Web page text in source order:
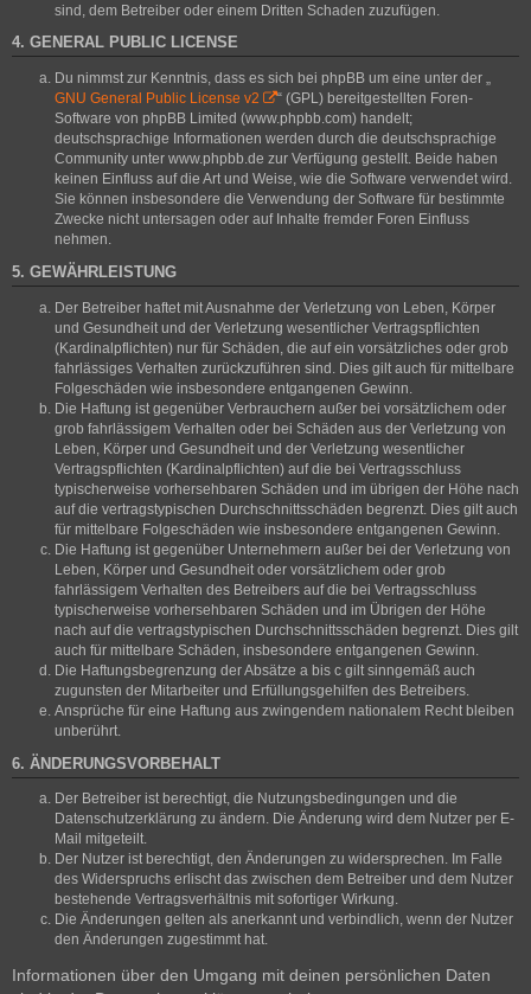
sind, dem Betreiber oder einem Dritten Schaden zuzufügen.
4. GENERAL PUBLIC LICENSE
Du nimmst zur Kenntnis, dass es sich bei phpBB um eine unter der „
GNU General Public License v2
“ (GPL) bereitgestellten Foren-
Software von phpBB Limited (www.phpbb.com) handelt;
deutschsprachige Informationen werden durch die deutschsprachige
Community unter www.phpbb.de zur Verfügung gestellt. Beide haben
keinen Einfluss auf die Art und Weise, wie die Software verwendet wird.
Sie können insbesondere die Verwendung der Software für bestimmte
Zwecke nicht untersagen oder auf Inhalte fremder Foren Einfluss
nehmen.
5. GEWÄHRLEISTUNG
Der Betreiber haftet mit Ausnahme der Verletzung von Leben, Körper
und Gesundheit und der Verletzung wesentlicher Vertragspflichten
(Kardinalpflichten) nur für Schäden, die auf ein vorsätzliches oder grob
fahrlässiges Verhalten zurückzuführen sind. Dies gilt auch für mittelbare
Folgeschäden wie insbesondere entgangenen Gewinn.
Die Haftung ist gegenüber Verbrauchern außer bei vorsätzlichem oder
grob fahrlässigem Verhalten oder bei Schäden aus der Verletzung von
Leben, Körper und Gesundheit und der Verletzung wesentlicher
Vertragspflichten (Kardinalpflichten) auf die bei Vertragsschluss
typischerweise vorhersehbaren Schäden und im übrigen der Höhe nach
auf die vertragstypischen Durchschnittsschäden begrenzt. Dies gilt auch
für mittelbare Folgeschäden wie insbesondere entgangenen Gewinn.
Die Haftung ist gegenüber Unternehmern außer bei der Verletzung von
Leben, Körper und Gesundheit oder vorsätzlichem oder grob
fahrlässigem Verhalten des Betreibers auf die bei Vertragsschluss
typischerweise vorhersehbaren Schäden und im Übrigen der Höhe
nach auf die vertragstypischen Durchschnittsschäden begrenzt. Dies gilt
auch für mittelbare Schäden, insbesondere entgangenen Gewinn.
Die Haftungsbegrenzung der Absätze a bis c gilt sinngemäß auch
zugunsten der Mitarbeiter und Erfüllungsgehilfen des Betreibers.
Ansprüche für eine Haftung aus zwingendem nationalem Recht bleiben
unberührt.
6. ÄNDERUNGSVORBEHALT
Der Betreiber ist berechtigt, die Nutzungsbedingungen und die
Datenschutzerklärung zu ändern. Die Änderung wird dem Nutzer per E-
Mail mitgeteilt.
Der Nutzer ist berechtigt, den Änderungen zu widersprechen. Im Falle
des Widerspruchs erlischt das zwischen dem Betreiber und dem Nutzer
bestehende Vertragsverhältnis mit sofortiger Wirkung.
Die Änderungen gelten als anerkannt und verbindlich, wenn der Nutzer
den Änderungen zugestimmt hat.
Informationen über den Umgang mit deinen persönlichen Daten